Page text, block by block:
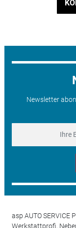
Newsletter
asp AUTO SERVICE
Werkstattprofi.